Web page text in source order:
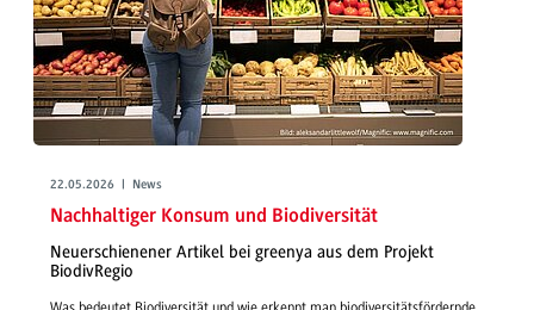
22.05.2026 | News
Nachhaltiger Konsum und Biodiversität
Neuerschienener Artikel bei greenya aus dem Projekt
BiodivRegio